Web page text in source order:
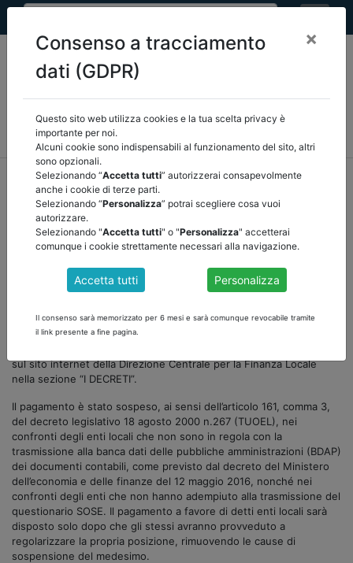
MEF FINANZA LOCALE/OSSERVATORIO
NORMATIVA
CORTE DEI CONTI E GIURISPRUDENZA
home documenti pubblici
finanza locale/osservatorio
/torna indietro
DOCUMENTI PUBBLICI
COMUNICATO DEL 24 FEBBRAIO 2023
Si comunica che con provvedimento dirigenziale del 22 febbraio
2023, si è provveduto ad erogare il contributo assegnato
sul sito internet della Direzione Centrale per la Finanza Locale
nella sezione “I DECRETI”.
Il pagamento è stato sospeso, ai sensi dell’articolo 161, comma 3,
del decreto legislativo 18 agosto 2000 n.267 (TUOEL), nei
confronti degli enti locali che non sono in regola con la
trasmissione alla banca dati delle pubbliche amministrazioni (BDAP)
dei documenti contabili, come previsto dal decreto del Ministero
dell’economia e delle finanze del 12 maggio 2016, nonché nei
confronti degli enti che non hanno adempiuto alla trasmissione del
questionario SOSE. Il pagamento a favore di detti enti locali sarà
disposto solo dopo che gli stessi avranno provveduto a
regolarizzare la propria posizione, rimuovendo le cause di
sospensione del medesimo.
Consenso a tracciamento
dati (GDPR)
×
Questo sito web utilizza cookies e la tua scelta privacy è
importante per noi.
Alcuni cookie sono indispensabili al funzionamento del sito, altri
sono opzionali.
Selezionando “Accetta tutti” autorizzerai consapevolmente
anche i cookie di terze parti.
Selezionando “Personalizza” potrai scegliere cosa vuoi
autorizzare.
Selezionando "Accetta tutti" o "Personalizza" accetterai
comunque i cookie strettamente necessari alla navigazione.
Accetta tutti Personalizza
Il consenso sarà memorizzato per 6 mesi e sarà comunque revocabile tramite
il link presente a fine pagina.